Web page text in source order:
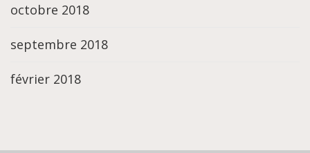
octobre 2018
septembre 2018
février 2018